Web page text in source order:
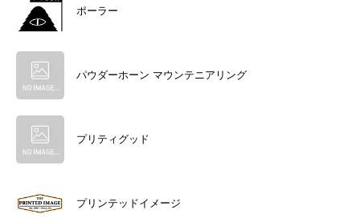
ポーラー
パウダーホーン マウンテニアリング
プリティグッド
プリンテッドイメージ